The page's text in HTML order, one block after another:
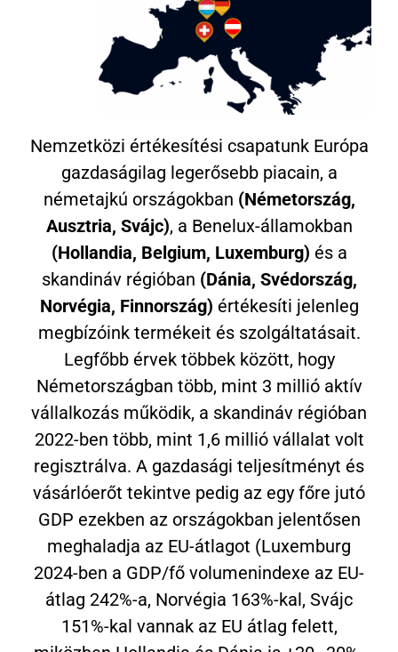
Nemzetközi értékesítési csapatunk Európa
gazdaságilag legerősebb piacain, a
németajkú országokban (Németország,
Ausztria, Svájc), a Benelux-államokban
(Hollandia, Belgium, Luxemburg) és a
skandináv régióban (Dánia, Svédország,
Norvégia, Finnország) értékesíti jelenleg
megbízóink termékeit és szolgáltatásait.
Legfőbb érvek többek között, hogy
Németországban több, mint 3 millió aktív
vállalkozás működik, a skandináv régióban
2022-ben több, mint 1,6 millió vállalat volt
regisztrálva. A gazdasági teljesítményt és
vásárlóerőt tekintve pedig az egy főre jutó
GDP ezekben az országokban jelentősen
meghaladja az EU-átlagot (Luxemburg
2024-ben a GDP/fő volumenindexe az EU-
átlag 242%-a, Norvégia 163%-kal, Svájc
151%-kal vannak az EU átlag felett,